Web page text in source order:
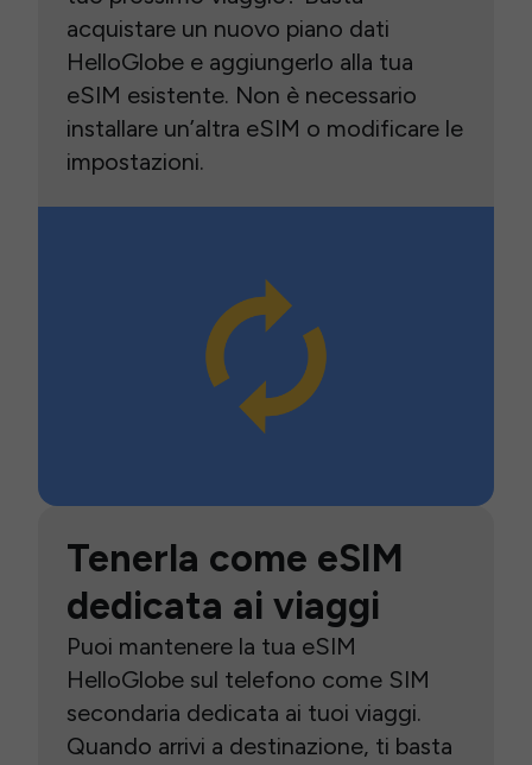
acquistare un nuovo piano dati
HelloGlobe e aggiungerlo alla tua
eSIM esistente. Non è necessario
installare un’altra eSIM o modificare le
impostazioni.
Tenerla come eSIM
dedicata ai viaggi
Puoi mantenere la tua eSIM
HelloGlobe sul telefono come SIM
secondaria dedicata ai tuoi viaggi.
Quando arrivi a destinazione, ti basta